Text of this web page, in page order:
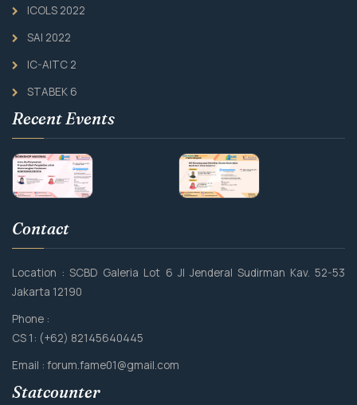
ICOLS 2022
SAI 2022
IC-AITC 2
STABEK 6
Recent Events
Contact
Location : SCBD Galeria Lot 6 Jl Jenderal Sudirman Kav. 52-53
Jakarta 12190
Phone :
CS 1: (+62) 82145640445
Email : forum.fame01@gmail.com
Statcounter